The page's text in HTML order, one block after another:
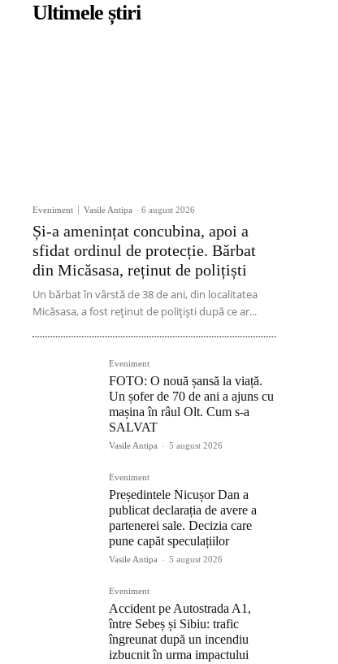
Ultimele știri
Eveniment Vasile Antipa - 6 august 2026
Și-a amenințat concubina, apoi a
sfidat ordinul de protecție. Bărbat
din Micăsasa, reținut de polițiști
Un bărbat în vârstă de 38 de ani, din localitatea
Micăsasa, a fost reținut de polițiști după ce ar...
Eveniment
FOTO: O nouă șansă la viață.
Un șofer de 70 de ani a ajuns cu
mașina în râul Olt. Cum s-a
SALVAT
Vasile Antipa - 5 august 2026
Eveniment
Președintele Nicușor Dan a
publicat declarația de avere a
partenerei sale. Decizia care
pune capăt speculațiilor
Vasile Antipa - 5 august 2026
Eveniment
Accident pe Autostrada A1,
între Sebeș și Sibiu: trafic
îngreunat după un incendiu
izbucnit în urma impactului